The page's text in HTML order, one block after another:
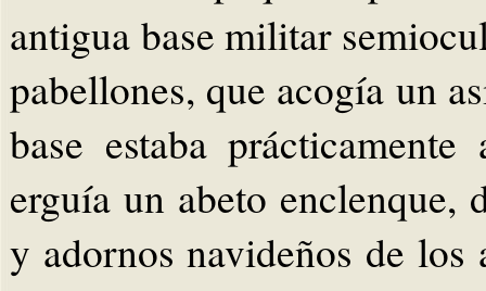
antigua base militar
pabellones, que acogía un
base estaba
erguía un abeto enclenque,
y adornos navideños de los